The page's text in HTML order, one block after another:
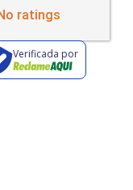
Verificada por